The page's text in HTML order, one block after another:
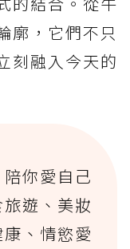
廓，它們不只
刻融入今天的
你愛自己
遊、美妝
、情慾愛